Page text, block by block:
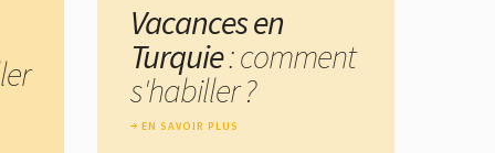
Vacances en
Turquie: comment
s'habiller ?
EN SAVOIR PLUS